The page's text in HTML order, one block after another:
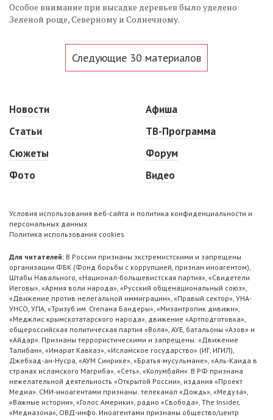
Особое внимание при высадке деревьев было уделено
Зеленой роще, Северному и Солнечному.
Следующие 30 материалов
Новости
Статьи
Сюжеты
Фото
Афиша
ТВ-Программа
Форум
Видео
Условия использования веб-сайта и политика конфиденциальности и
персональных данных
Политика использования cookies
Для читателей: В России признаны экстремистскими и запрещены
организации ФБК (Фонд борьбы с коррупцией, признан иноагентом),
Штабы Навального, «Национал-большевистская партия», «Свидетели
Иеговы», «Армия воли народа», «Русский общенациональный союз»,
«Движение против нелегальной иммиграции», «Правый сектор», УНА-
УНСО, УПА, «Тризуб им. Степана Бандеры», «Мизантропик дивижн»,
«Меджлис крымскотатарского народа», движение «Артподготовка»,
общероссийская политическая партия «Воля», АУЕ, батальоны «Азов» и
«Айдар». Признаны террористическими и запрещены: «Движение
Талибан», «Имарат Кавказ», «Исламское государство» (ИГ, ИГИЛ),
Джебхад-ан-Нусра, «АУМ Синрике», «Братья-мусульмане», «Аль-Каида в
странах исламского Магриба», «Сеть», «Колумбайн». В РФ признана
нежелательной деятельность «Открытой России», издания «Проект
Медиа». СМИ-иноагентами признаны: телеканал «Дождь», «Медуза»,
«Важные истории», «Голос Америки», радио «Свобода», The Insider,
«Медиазона», ОВД-инфо. Иноагентами признаны общество/центр